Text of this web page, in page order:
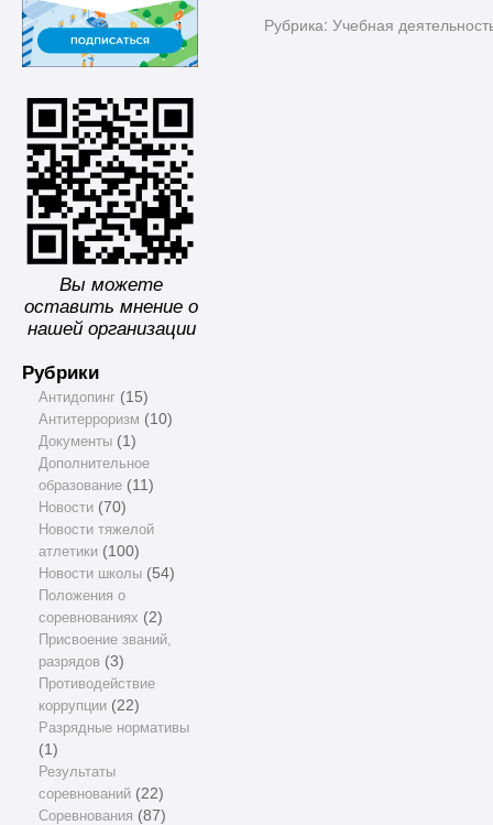
Вы можете
оставить мнение о
нашей организации
Рубрики
Антидопинг(15)
Антитерроризм (10)
Документы(1)
Дополнительное
образование(11)
Новости(70)
Новости тяжелой
атлетики(100)
Новости школы(54)
Положения о
соревнованиях (2)
Присвоение званий,
разрядов (3)
Противодействие
коррупции(22)
Разрядные нормативы
(1)
Результаты
соревнований(22)
Соревнования (87)
Рубрика: Учебная